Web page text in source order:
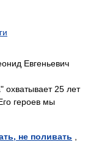
Евгеньевич
25 лет
героев мы
не поливать